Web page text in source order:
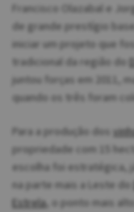
Francisco Olazabal e
de grande prestígio
iniciar um projeto que
tradicional da região do
juntou forças em 2011,
quando os três foram
Para a produção dos
propriedade com 15
escolha foi estratégica,
na parte mais a Leste do
Estrela, o ponto mais